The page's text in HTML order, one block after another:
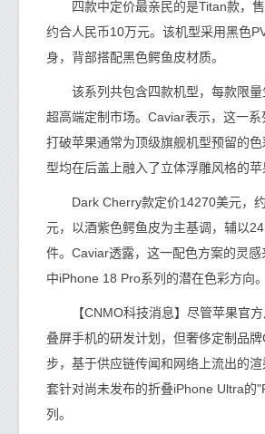
四款中定价最亲民的是Titan款，售
约合人民币10万元。该机型采用黑色
身，背部搭配黑色鳄鱼皮材质。
该系列共包含四款机型，每款限量
超高端定制市场。Caviar表示，这一
打破苹果通常为顶级旗舰机型预留的
型均在后盖上融入了立体浮雕风格的苹
Dark Cherry款定价14270美元，
元，以酒紫色鳄鱼皮为主基调，辅以
件。Caviar透露，这一配色方案的灵感
中iPhone 18 Pro系列的潜在色彩方向。
【CNMO科技消息】尽管苹果官方
叠屏手机的研发计划，但奢侈定制品
步，基于供应链传闻和网络上流出的
套针对尚未发布的折叠iPhone Ultra的
列。